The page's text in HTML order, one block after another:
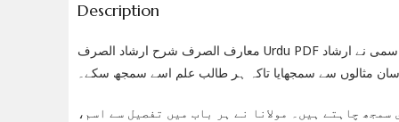
Description
معارف الصرف شرح ارشاد الصرف Urdu PDF یہ کتاب صرف کے اہم اصول سمجھنے کے لیے بہترین وسیلہ ہے۔ مولانا عبدالقیوم قاسمی نے ارشاد
مثالوں سے سمجھایا تاکہ ہر طالب علم اسے سمجھ سکے۔
چاہتے ہیں۔ مولانا نے ہر باب میں تفصیل سے اسم،